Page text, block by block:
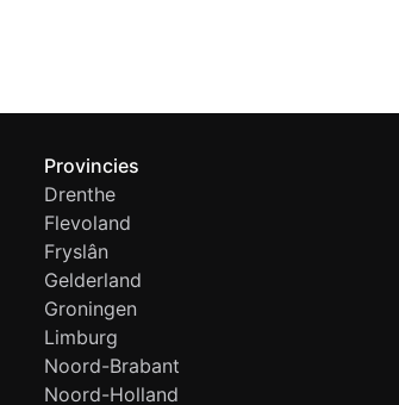
Provincies
Drenthe
Flevoland
Fryslân
Gelderland
Groningen
Limburg
Noord-Brabant
Noord-Holland